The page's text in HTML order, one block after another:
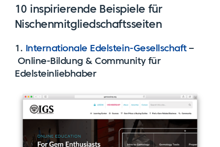
10 inspirierende Beispiele für
Nischenmitgliedschaftsseiten
1. Internationale Edelstein-Gesellschaft–
Online-Bildung & Community für
Edelsteinliebhaber